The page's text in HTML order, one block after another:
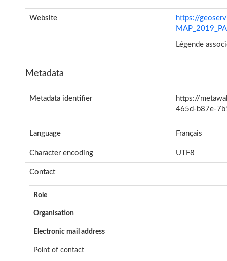
Website
https://
Légende
Metadata
Metadata identifier
https://
465d-b87e-
Language Français
Character encoding UTF8
Contact
Role
Organisation
Electronic mail address
Point of contact